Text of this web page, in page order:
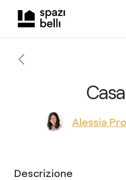
Alessia
Descrizione